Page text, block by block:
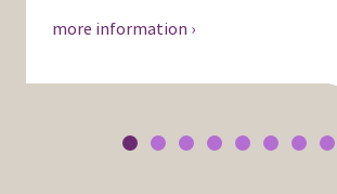
more information ›